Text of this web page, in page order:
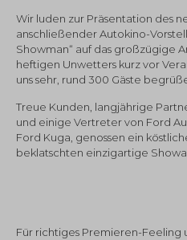
Wir luden zur Präsentation des
anschließender Autokino-
Showman“ auf das großzügige
heftigen Unwetters kurz vor
uns sehr, rund 300 Gäste
Treue Kunden, langjährige
und einige Vertreter von Ford
Ford Kuga, genossen ein
beklatschten einzigartige
Für richtiges Premieren-Feeling